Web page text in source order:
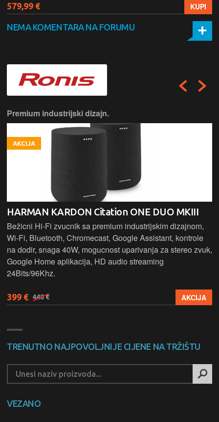
579,99 € KUPI
NEMA KOMENTARA NA FORUMU
Premium industrijski dizajn.
AKCIJA
HARMAN KARDON Citation ONE DUO MKIII
Bežicni Hi-Fi zvucnik sa premium industrijskim dizajnom,
Wi-Fi, Bluetooth, Chromecast, Google Assistant, kontrole
na dodir, snaga 40W, mogucnost uparivanja za stereo zvuk,
Google Home aplikacija, HD audio streaming
24Bits/96Khz.
399 € 448 € AKCIJA
TRENUTNO NAJPOVOLJNIJE CIJENE NA TRŽIŠTU
VEZANO